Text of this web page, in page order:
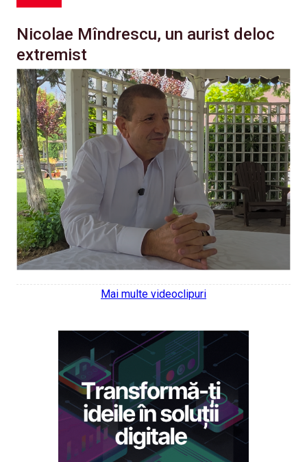
Nicolae Mîndrescu, un aurist deloc
extremist
Mai multe videoclipuri